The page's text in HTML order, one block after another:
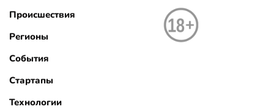
Происшествия
Регионы
События
Стартапы
Технологии